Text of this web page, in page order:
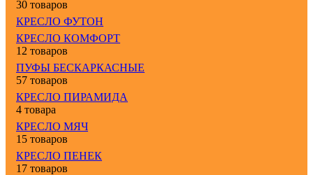
30 товаров
КРЕСЛО ФУТОН
КРЕСЛО КОМФОРТ
12 товаров
ПУФЫ БЕСКАРКАСНЫЕ
57 товаров
КРЕСЛО ПИРАМИДА
4 товара
КРЕСЛО МЯЧ
15 товаров
КРЕСЛО ПЕНЕК
17 товаров